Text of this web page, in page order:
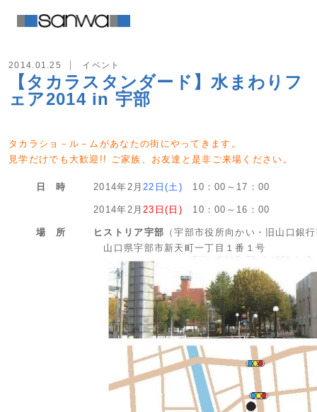
2014.01.25 イベント
【タカラスタンダード】水まわりフ
ェア2014 in 宇部
タカラショ－ル－ムがあなたの街にやってきます。
見学だけでも大歓迎!! ご家族、お友達と是非ご来場ください。
日 時 2014年2月22日(土) 10：00～17：00
2014年2月23日(日) 10：00～16：00
場 所 ヒストリア宇部 （宇部市役所向かい・旧山口銀
山口県宇部市新天町一丁目１番１号